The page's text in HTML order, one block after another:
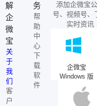
解
企
微
宝
关
于
我
们
客
户
务
帮
助
中
心
下
载
软
件
添加企微宝
号、视频号、
实时资讯
企微宝
Windows 版